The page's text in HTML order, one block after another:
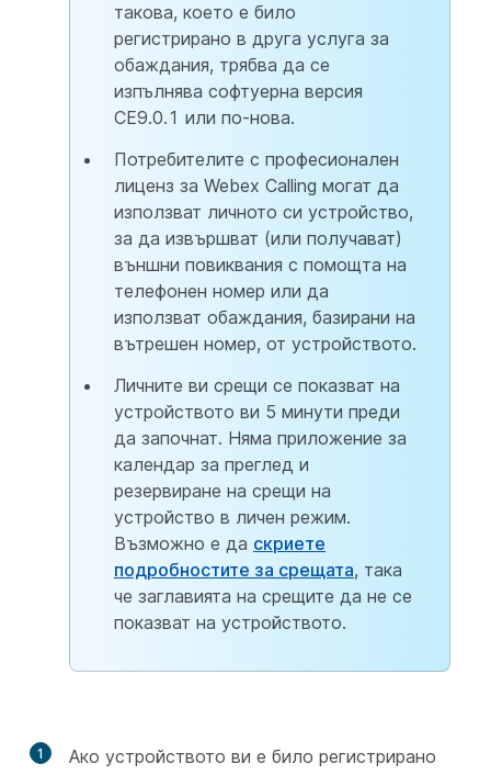
такова, което е било
регистрирано в друга услуга за
обаждания, трябва да се
изпълнява софтуерна версия
CE9.0.1 или по-нова.
Потребителите с професионален
лиценз за Webex Calling могат да
използват личното си устройство,
за да извършват (или получават)
външни повиквания с помощта на
телефонен номер или да
използват обаждания, базирани на
вътрешен номер, от устройството.
Личните ви срещи се показват на
устройството ви 5 минути преди
да започнат. Няма приложение за
календар за преглед и
резервиране на срещи на
устройство в личен режим.
Възможно е да скриете
подробностите за срещата, така
че заглавията на срещите да не се
показват на устройството.
1
Ако устройството ви е било регистрирано